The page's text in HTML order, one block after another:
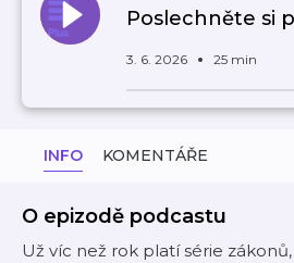
Poslechněte si
3. 6. 2026 25 min
INFO KOMENTÁŘE
O epizodě podcastu
Už víc než rok platí série